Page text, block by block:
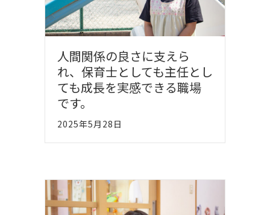
人間関係の良さに支えら
れ、保育士としても主任とし
ても成長を実感できる職場
です。
2025年5月28日